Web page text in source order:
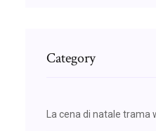
Category
La cena di natale trama